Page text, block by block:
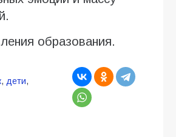
образования.
, дети,